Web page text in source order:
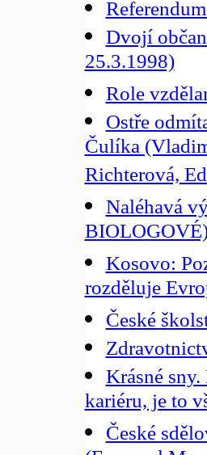
Dvojí
25.3.1998)
Role
Ostře
Čulíka
Richterová,
Naléhavá
Kosovo:
rozděluje
České
Krásné
kariéru, je to
České